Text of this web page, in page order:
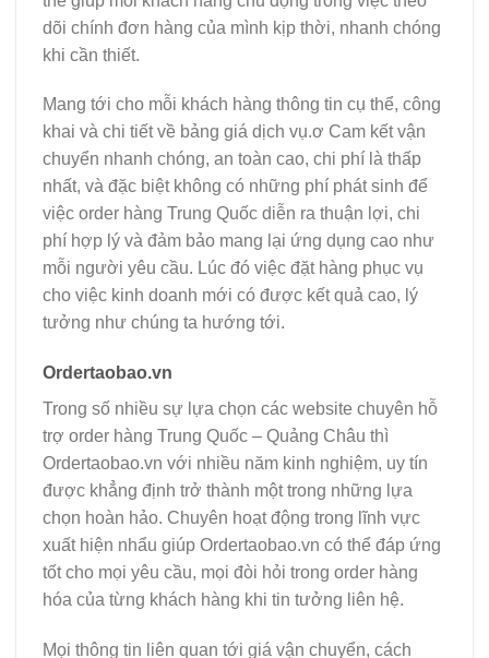
dõi chính đơn hàng của mình kịp thời, nhanh chóng
khi cần thiết.
Mang tới cho mỗi khách hàng thông tin cụ thể, công
khai và chi tiết về bảng giá dịch vụ.ơ Cam kết vận
chuyển nhanh chóng, an toàn cao, chi phí là thấp
nhất, và đặc biệt không có những phí phát sinh để
việc order hàng Trung Quốc diễn ra thuận lợi, chi
phí hợp lý và đảm bảo mang lại ứng dụng cao như
mỗi người yêu cầu. Lúc đó việc đặt hàng phục vụ
cho việc kinh doanh mới có được kết quả cao, lý
tưởng như chúng ta hướng tới.
Ordertaobao.vn
Trong số nhiều sự lựa chọn các website chuyên hỗ
trợ order hàng Trung Quốc – Quảng Châu thì
Ordertaobao.vn với nhiều năm kinh nghiệm, uy tín
được khẳng định trở thành một trong những lựa
chọn hoàn hảo. Chuyên hoạt động trong lĩnh vực
xuất hiện nhẩu giúp Ordertaobao.vn có thể đáp ứng
tốt cho mọi yêu cầu, mọi đòi hỏi trong order hàng
hóa của từng khách hàng khi tin tưởng liên hệ.
Mọi thông tin liên quan tới giá vận chuyển, cách